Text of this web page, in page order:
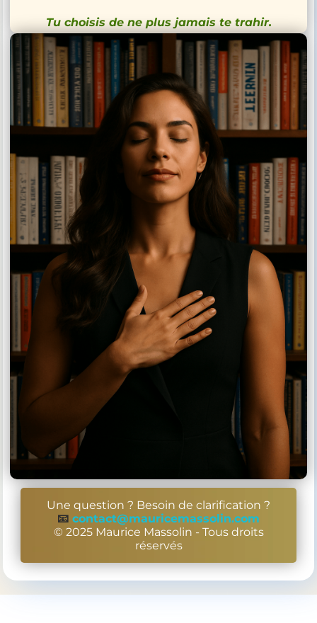
Tu choisis de ne plus jamais te trahir.
Une question ? Besoin de clarification ?
📧 contact@mauricemassolin.com
© 2025 Maurice Massolin - Tous droits
réservés